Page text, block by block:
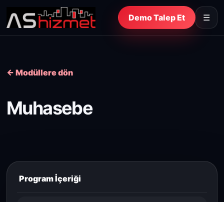
Demo Talep Et ☰
← Modüllere dön
Muhasebe
Program İçeriği